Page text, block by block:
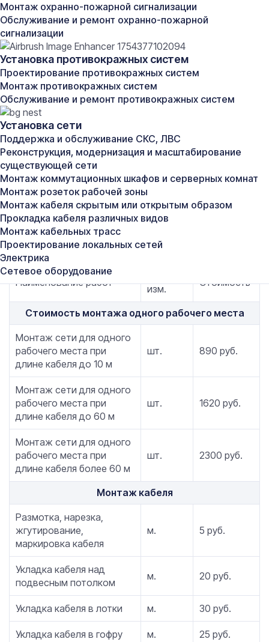
Монтаж охранно-пожарной сигнализации
Обслуживание и ремонт охранно-пожарной
сигнализации
Установка противокражных систем
Проектирование противокражных систем
Монтаж противокражных систем
Обслуживание и ремонт противокражных систем
Установка сети
Поддержка и обслуживание СКС, ЛВС
Реконструкция, модернизация и масштабирование
существующей сети
Монтаж коммутационных шкафов и серверных комнат
Монтаж розеток рабочей зоны
Монтаж кабеля скрытым или открытым образом
Прокладка кабеля различных видов
Монтаж кабельных трасс
Проектирование локальных сетей
Электрика
Сетевое оборудование
Телефонные и компьютерные сети: построение
качественных каналов связи и интернета.
Кабельное телевидение: реализация систем
распределения телевизионного сигнала.
Антикражные системы: защита товаров и активов
от хищений.
Домофонизация: обеспечение безопасности
многоквартирных домов и офисов.
Умный дом: внедрение технологий для полного
управления жильём или объектом.
В результате качественного проектирования
создается полноценная слаботочная
инфраструктура, обеспечивающая долгосрочную
надежность и комфорт эксплуатации объектов.
Стоимость услуг
Наименование работ
изм.
Стоимость
Стоимость монтажа одного рабочего места
Монтаж сети для одного
рабочего места при
длине кабеля до 10 м
шт. 890 руб.
Монтаж сети для одного
рабочего места при
длине кабеля до 60 м
шт. 1620 руб.
Монтаж сети для одного
рабочего места при
длине кабеля более 60 м
шт. 2300 руб.
Монтаж кабеля
Размотка, нарезка,
жгутирование,
маркировка кабеля
м. 5 руб.
Укладка кабеля над
подвесным потолком
м. 20 руб.
Укладка кабеля в лотки м. 30 руб.
Укладка кабеля в гофру м. 25 руб.